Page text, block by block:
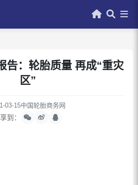
告：轮胎质量 再成“重灾
区”
03-15中国轮胎商务网
到：